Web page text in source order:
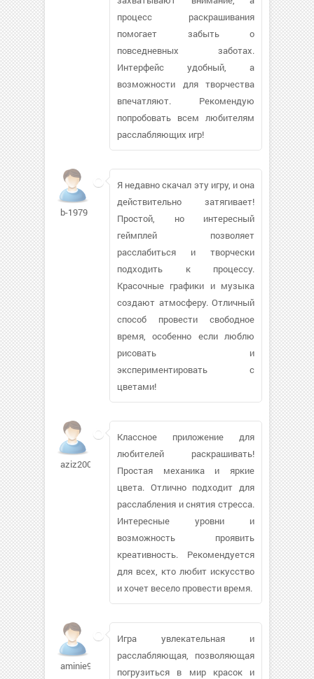
процесс раскрашивания
помогает забыть о
повседневных заботах.
Интерфейс удобный, а
возможности для творчества
впечатляют. Рекомендую
попробовать всем любителям
расслабляющих игр!
b-1979
Я недавно скачал эту игру, и она
действительно затягивает!
Простой, но интересный
геймплей позволяет
расслабиться и творчески
подходить к процессу.
Красочные графики и музыка
создают атмосферу. Отличный
способ провести свободное
время, особенно если люблю
рисовать и
экспериментировать с
цветами!
aziz200676
Классное приложение для
любителей раскрашивать!
Простая механика и яркие
цвета. Отлично подходит для
расслабления и снятия стресса.
Интересные уровни и
возможность проявить
креативность. Рекомендуется
для всех, кто любит искусство
и хочет весело провести время.
aminie987
Игра увлекательная и
расслабляющая, позволяющая
погрузиться в мир красок и